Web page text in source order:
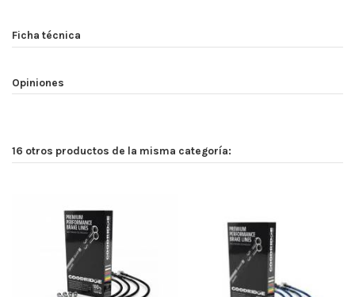
Ficha técnica
Opiniones
16 otros productos de la misma categoría: